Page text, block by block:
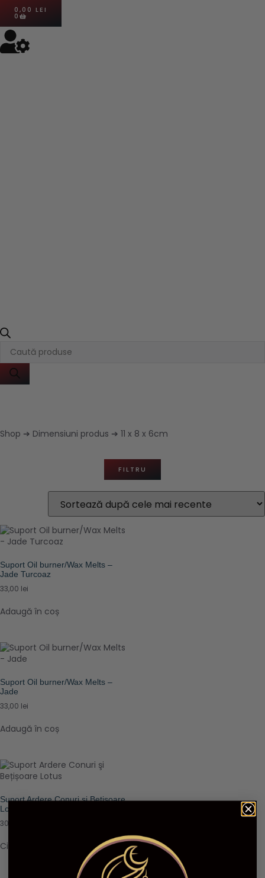
0,00 LEI
0
Shop ➔ Dimensiuni produs ➔ 11 x 8 x 6cm
FILTRU
Suport Oil burner/Wax Melts –
Jade Turcoaz
33,00 lei
Adaugă în coș
Suport Oil burner/Wax Melts –
Jade
33,00 lei
Adaugă în coș
Suport Ardere Conuri şi Bețișoare
Lotus
30,00
Citește mai mult